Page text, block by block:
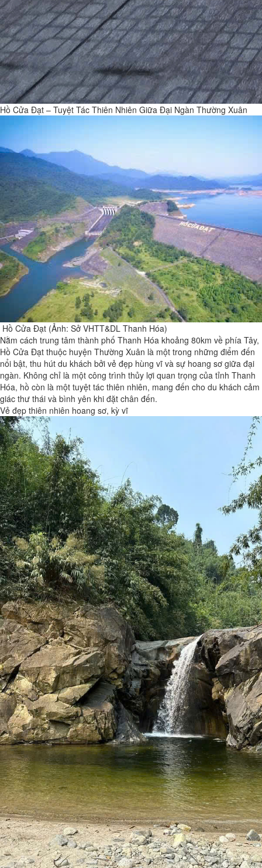
Hồ Cửa Đạt – Tuyệt Tác Thiên Nhiên Giữa Đại Ngàn Thường Xuân
Hồ Cửa Đạt (Ảnh: Sở VHTT&DL Thanh Hóa)
Nằm cách trung tâm thành phố Thanh Hóa khoảng 80km về phía Tây,
Hồ Cửa Đạt thuộc huyện Thường Xuân là một trong những điểm đến
nổi bật, thu hút du khách bởi vẻ đẹp hùng vĩ và sự hoang sơ giữa đại
ngàn. Không chỉ là một công trình thủy lợi quan trọng của tỉnh Thanh
Hóa, hồ còn là một tuyệt tác thiên nhiên, mang đến cho du khách cảm
giác thư thái và bình yên khi đặt chân đến.
Vẻ đẹp thiên nhiên hoang sơ, kỳ vĩ